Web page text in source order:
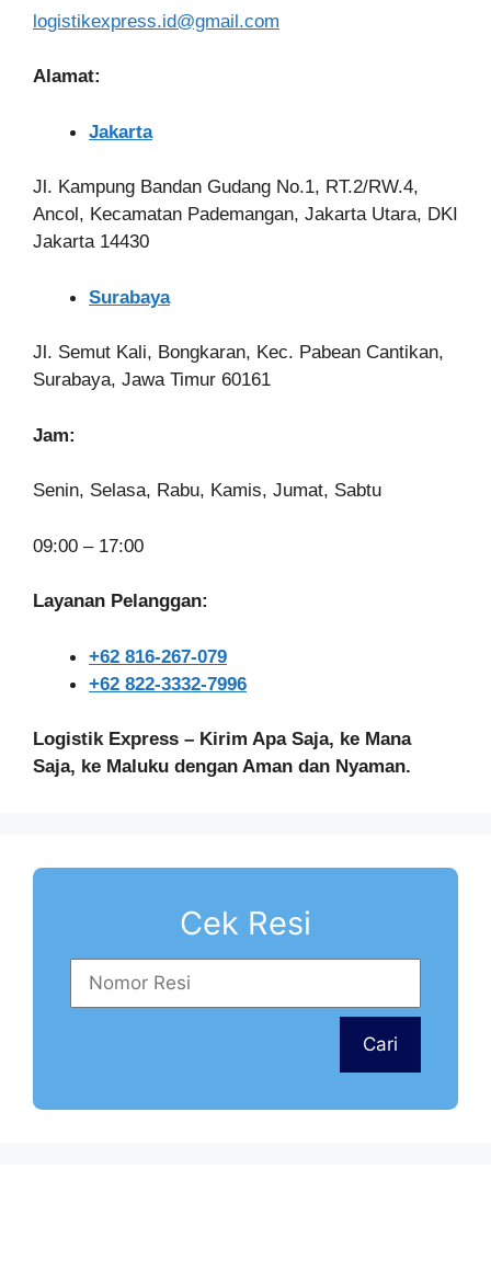
logistikexpress.id@gmail.com
Alamat:
Jakarta
Jl. Kampung Bandan Gudang No.1, RT.2/RW.4,
Ancol, Kecamatan Pademangan, Jakarta Utara, DKI
Jakarta 14430
Surabaya
Jl. Semut Kali, Bongkaran, Kec. Pabean Cantikan,
Surabaya, Jawa Timur 60161
Jam:
Senin, Selasa, Rabu, Kamis, Jumat, Sabtu
09:00 – 17:00
Layanan Pelanggan:
+62 816-267-079
+62 822-3332-7996
Logistik Express – Kirim Apa Saja, ke Mana
Saja, ke Maluku dengan Aman dan Nyaman.
Cek Resi
Cari